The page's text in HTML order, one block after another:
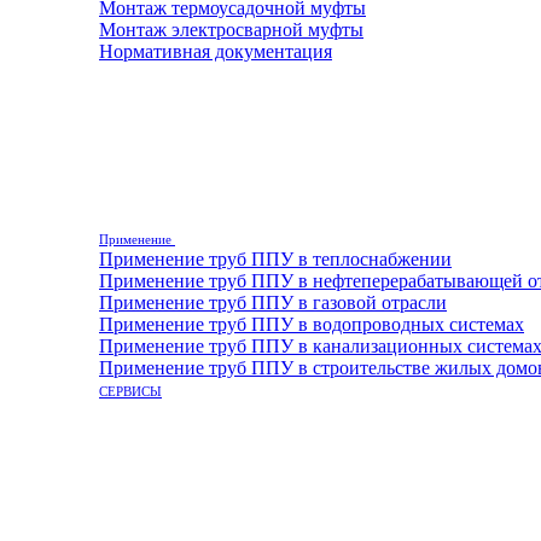
Монтаж термоусадочной муфты
Монтаж электросварной муфты
Нормативная документация
Применение
Применение труб ППУ в теплоснабжении
Применение труб ППУ в нефтеперерабатывающей
Применение труб ППУ в газовой отрасли
Применение труб ППУ в водопроводных системах
Применение труб ППУ в канализационных системах
Применение труб ППУ в строительстве жилых
СЕРВИСЫ